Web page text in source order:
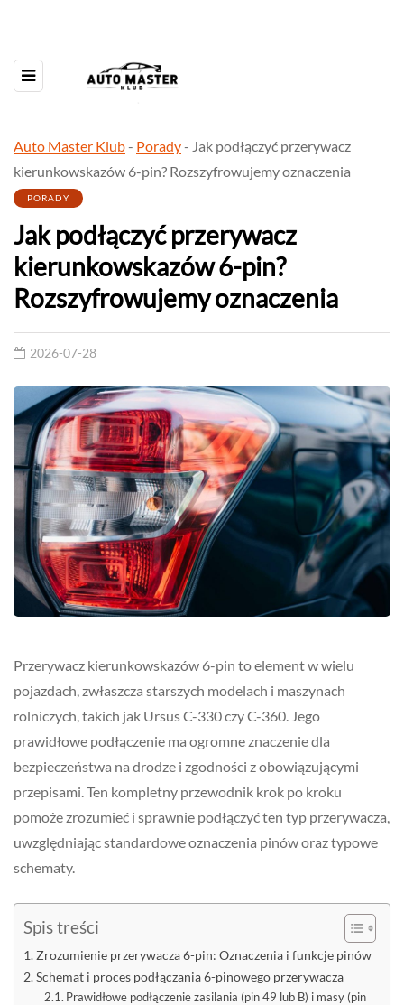
Auto Master Klub- Porady- Jak podłączyć przerywacz
kierunkowskazów 6-pin? Rozszyfrowujemy oznaczenia
PORADY
Jak podłączyć przerywacz
kierunkowskazów 6-pin?
Rozszyfrowujemy oznaczenia
2026-07-28
Przerywacz kierunkowskazów 6-pin to element w wielu
pojazdach, zwłaszcza starszych modelach i maszynach
rolniczych, takich jak Ursus C-330 czy C-360. Jego
prawidłowe podłączenie ma ogromne znaczenie dla
bezpieczeństwa na drodze i zgodności z obowiązującymi
przepisami. Ten kompletny przewodnik krok po kroku
pomoże zrozumieć i sprawnie podłączyć ten typ przerywacza,
uwzględniając standardowe oznaczenia pinów oraz typowe
schematy.
Spis treści
Zrozumienie przerywacza 6-pin: Oznaczenia i funkcje pinów
Schemat i proces podłączania 6-pinowego przerywacza
Prawidłowe podłączenie zasilania (pin 49 lub B) i masy (pin